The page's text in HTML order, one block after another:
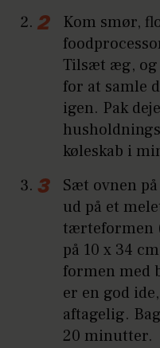
Kom smør,
Tilsæt æg, og
for at samle
igen. Pak
køleskab i
Sæt ovnen
ud på et
tærteformen
på 10 x 34
formen med
er en god
aftagelig.
20 minutter.